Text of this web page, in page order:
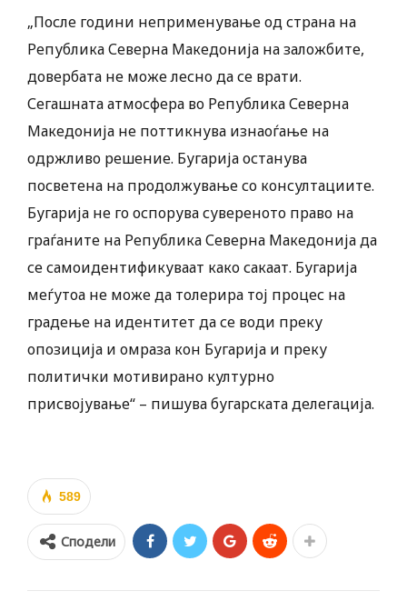
„После години неприменување од страна на
Република Северна Македонија на заложбите,
довербата не може лесно да се врати.
Сегашната атмосфера во Република Северна
Македонија не поттикнува изнаоѓање на
одржливо решение. Бугарија останува
посветена на продолжување со консултациите.
Бугарија не го оспорува сувереното право на
граѓаните на Република Северна Македонија да
се самоидентификуваат како сакаат. Бугарија
меѓутоа не може да толерира тој процес на
градење на идентитет да се води преку
опозиција и омраза кон Бугарија и преку
политички мотивирано културно
присвојување“ – пишува бугарската делегација.
589
Сподели